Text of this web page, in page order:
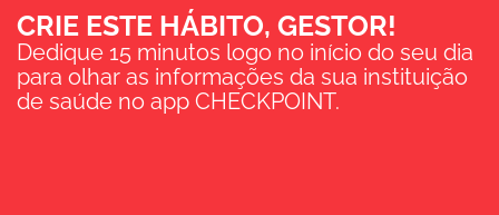
CRIE ESTE HÁBITO, GESTOR!
Dedique 15 minutos logo no início do seu dia
para olhar as informações da sua instituição
de saúde no app CHECKPOINT.